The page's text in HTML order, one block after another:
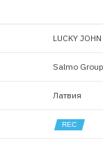
LUCKY JOHN
Salmo
Латвия